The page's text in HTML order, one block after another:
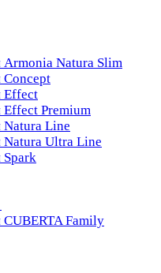
Armonia Natura Slim
Concept
Effect
Effect Premium
Natura Line
Natura Ultra Line
Spark
CUBERTA Family